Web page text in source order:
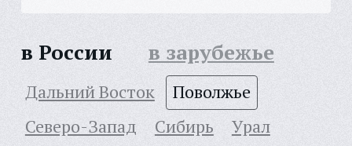
в России в зарубежье
Дальний Восток
Поволжье
Северо-Запад
Сибирь
Урал